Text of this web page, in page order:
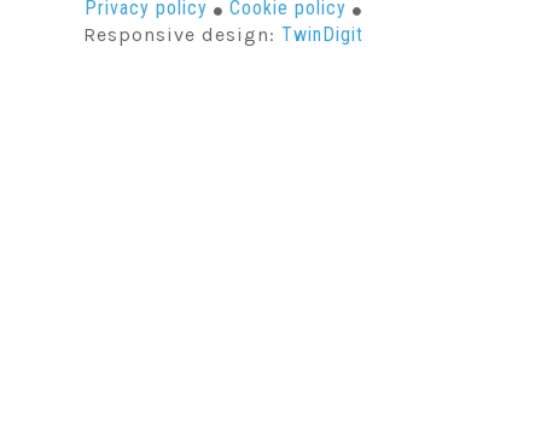
Privacy policy
Cookie policy
Responsive design: TwinDigit